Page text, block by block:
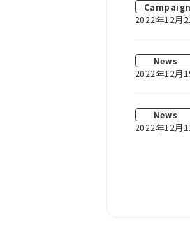
Campaign
2022年12月
News
2022年12月
News
2022年12月